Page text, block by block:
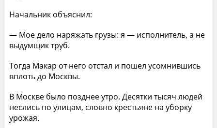
Начальник объяснил:
— Мое дело наряжать грузы: я — исполнитель, а не
выдумщик труб.
Тогда Макар от него отстал и пошел усомнившись
вплоть до Москвы.
В Москве было позднее утро. Десятки тысяч людей
неслись по улицам, словно крестьяне на уборку
урожая.